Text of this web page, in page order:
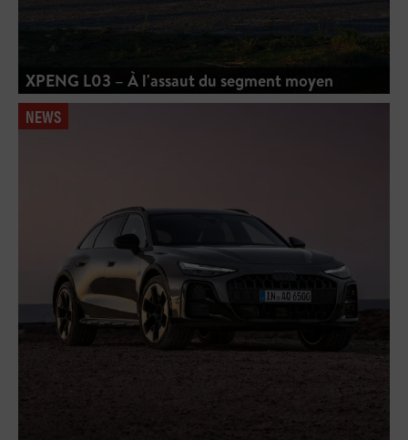
XPENG L03 – À l'assaut du segment moyen
NEWS